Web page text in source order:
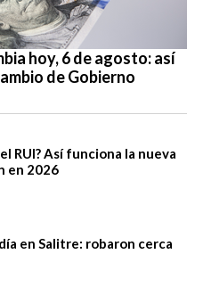
hoy, 6 de agosto: así
de Gobierno
RUI? Así funciona la nueva
en 2026
en Salitre: robaron cerca